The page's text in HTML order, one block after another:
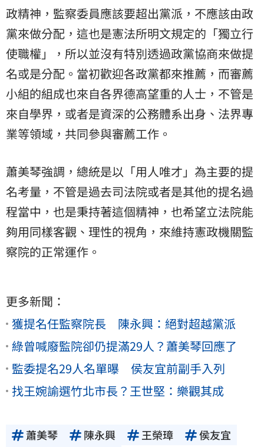
政精神，監察委員應該要超出黨派，不應該由政
黨來做分配，這也是憲法所明文規定的「獨立行
使職權」，所以並沒有特別透過政黨協商來做提
名或是分配。當初歡迎各政黨都來推薦，而審薦
小組的組成也來自各界德高望重的人士，不管是
來自學界，或者是資深的公務體系出身、法界專
業等領域，共同參與審薦工作。
蕭美琴強調，總統是以「用人唯才」為主要的提
名考量，不管是過去司法院或者是其他的提名過
程當中，也是秉持著這個精神，也希望立法院能
夠用同樣客觀、理性的視角，來維持憲政機關監
察院的正常運作。
更多新聞：
獲提名任監察院長 陳永興：絕對超越黨派
綠曾喊廢監院卻仍提滿29人？蕭美琴回應了
監委提名29人名單曝 侯友宜前副手入列
找王婉諭選竹北市長？王世堅：樂觀其成
蕭美琴 陳永興 王榮璋
侯友宜